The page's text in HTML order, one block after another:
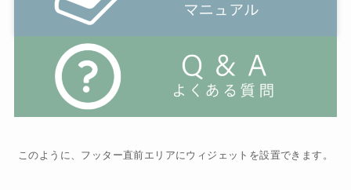
このように、フッター直前エリアにウィジェットを設置できます。